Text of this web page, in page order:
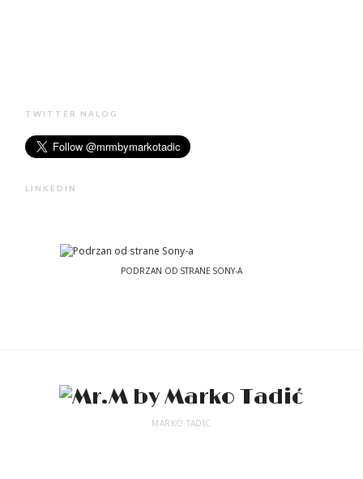
TWITTER NALOG
LINKEDIN
PODRZAN OD STRANE SONY-A
MARKO TADIC